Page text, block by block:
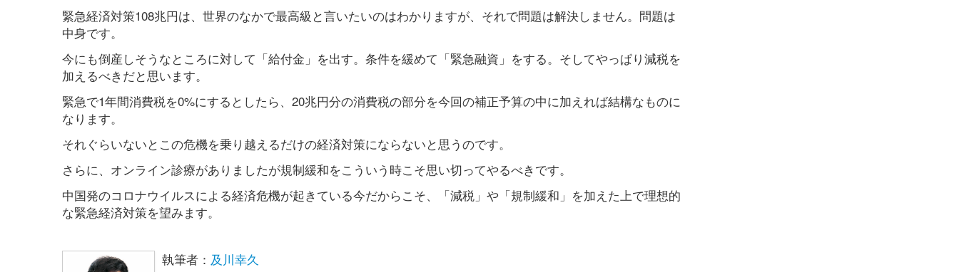
緊急経済対策108兆円は、世界のなかで最高級と言いたいのはわかりますが、それで問題は解決しません。問題は
中身です。
今にも倒産しそうなところに対して「給付金」を出す。条件を緩めて「緊急融資」をする。そしてやっぱり減税を
加えるべきだと思います。
緊急で1年間消費税を0%にするとしたら、20兆円分の消費税の部分を今回の補正予算の中に加えれば結構なものに
なります。
それぐらいないとこの危機を乗り越えるだけの経済対策にならないと思うのです。
さらに、オンライン診療がありましたが規制緩和をこういう時こそ思い切ってやるべきです。
中国発のコロナウイルスによる経済危機が起きている今だからこそ、「減税」や「規制緩和」を加えた上で理想的
な緊急経済対策を望みます。
執筆者： 及川幸久